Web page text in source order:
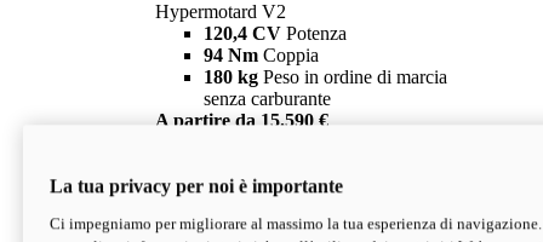
Hypermotard V2
120,4 CV Potenza
94 Nm Coppia
180 kg Peso in ordine di marcia
senza carburante
A partire da 15.590 €
V2 SP
Hypermotard V2 SP
La tua privacy per noi è importante
Ci impegniamo per migliorare al massimo la tua esperienza di